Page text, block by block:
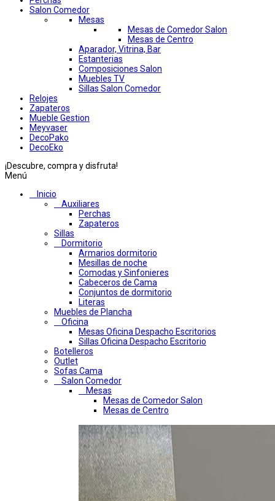
Salon Comedor
Mesas
Mesas de Comedor Salon
Mesas de Centro
Aparador, Vitrina, Bar
Estanterias
Composiciones Salon
Muebles TV
Sillas Salon Comedor
Relojes
Zapateros
Mueble Gestion
Meyvaser
DecoPako
DecoEko
¡Descubre, compra y disfruta!
Menú
Inicio
Auxiliares
Perchas
Zapateros
Sillas
Dormitorio
Armarios dormitorio
Mesillas de noche
Comodas y Sinfonieres
Cabeceros de Cama
Conjuntos de dormitorio
Literas
Muebles de Plancha
Oficina
Mesas Oficina Despacho Escritorios
Sillas Oficina Despacho Escritorio
Botelleros
Outlet
Sofas Cama
Salon Comedor
Mesas
Mesas de Comedor Salon
Mesas de Centro